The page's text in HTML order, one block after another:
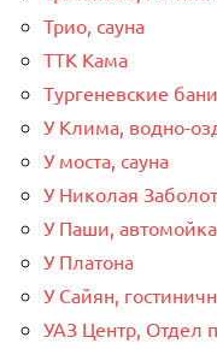
Трио, сауна
ТТК Кама
Тургеневские бани
У Клима, водно-
У моста, сауна
У Николая
У Паши, автомойка
У Платона
У Сайян,
УАЗ Центр, Отдел